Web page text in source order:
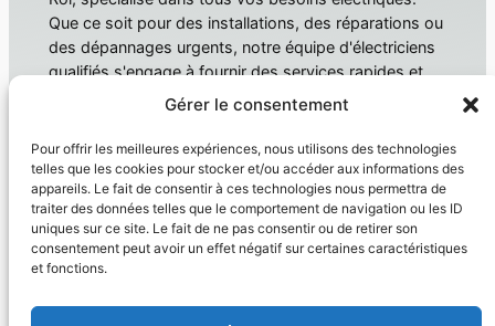
Gérer le consentement
Pour offrir les meilleures expériences, nous utilisons des technologies
telles que les cookies pour stocker et/ou accéder aux informations des
appareils. Le fait de consentir à ces technologies nous permettra de
traiter des données telles que le comportement de navigation ou les ID
uniques sur ce site. Le fait de ne pas consentir ou de retirer son
consentement peut avoir un effet négatif sur certaines caractéristiques
et fonctions.
Que ce soit pour des installations, des réparations ou
des dépannages urgents, notre équipe d'électriciens
qualifiés s'engage à fournir des services rapides et
fiables. Électricien Le Grau-du-Roi
À propos
Domotique
Électricien
Produit
Confidentialité
Politique de confidentialité
Conditions générales
Nous contacter
Réseaux sociaux